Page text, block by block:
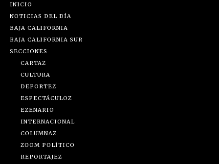
INICIO
NOTICIAS DEL DÍA
BAJA CALIFORNIA
BAJA CALIFORNIA SUR
SECCIONES
CARTAZ
CULTURA
DEPORTEZ
ESPECTÁCULOZ
EZENARIO
INTERNACIONAL
COLUMNAZ
ZOOM POLÍTICO
REPORTAJEZ